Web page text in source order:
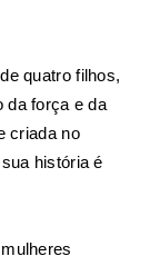
quatro filhos,
da força e da
criada no
história é